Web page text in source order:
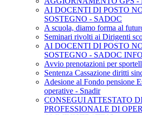
AI DOCENTI DI POSTO
SOSTEGNO - SADOC
A scuola, diamo forma al
Seminari rivolti ai Dirigenti
AI DOCENTI DI POSTO
SOSTEGNO - SADOC
Avvio prenotazioni per
Sentenza Cassazione diritti
Adesione al Fondo pensione
operative - Snadir
CONSEGUI ATTESTATO
PROFESSIONALE DI